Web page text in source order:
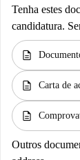
Tenha estes
candidatura.
description
description Carta de
description
Outros